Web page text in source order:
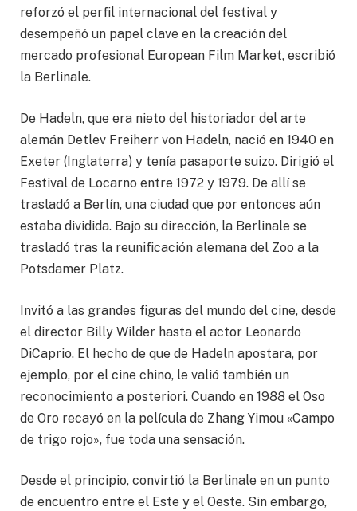
reforzó el perfil internacional del festival y
desempeñó un papel clave en la creación del
mercado profesional European Film Market, escribió
la Berlinale.
De Hadeln, que era nieto del historiador del arte
alemán Detlev Freiherr von Hadeln, nació en 1940 en
Exeter (Inglaterra) y tenía pasaporte suizo. Dirigió el
Festival de Locarno entre 1972 y 1979. De allí se
trasladó a Berlín, una ciudad que por entonces aún
estaba dividida. Bajo su dirección, la Berlinale se
trasladó tras la reunificación alemana del Zoo a la
Potsdamer Platz.
Invitó a las grandes figuras del mundo del cine, desde
el director Billy Wilder hasta el actor Leonardo
DiCaprio. El hecho de que de Hadeln apostara, por
ejemplo, por el cine chino, le valió también un
reconocimiento a posteriori. Cuando en 1988 el Oso
de Oro recayó en la película de Zhang Yimou «Campo
de trigo rojo», fue toda una sensación.
Desde el principio, convirtió la Berlinale en un punto
de encuentro entre el Este y el Oeste. Sin embargo,